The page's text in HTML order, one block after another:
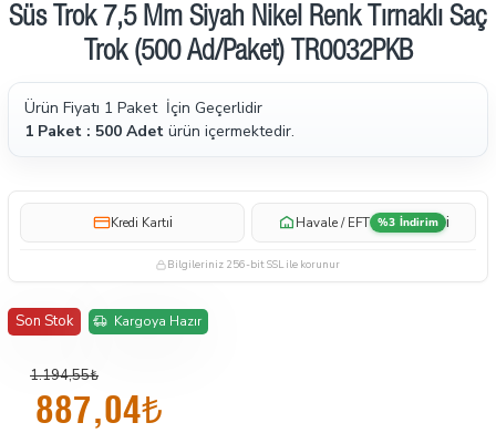
İndirimde
Süs Trok 7,5 Mm Siyah Nikel Renk Tırnaklı Saç
Trok (500 Ad/Paket) TR0032PKB
Ürün Fiyatı 1 Paket İçin Geçerlidir
1 Paket : 500 Adet ürün içermektedir.
Kredi Kartıi Havale / EFT %3 İndirim i
Bilgileriniz 256-bit SSL ile korunur
Son Stok Kargoya Hazır
887,04₺
1.194,55₺